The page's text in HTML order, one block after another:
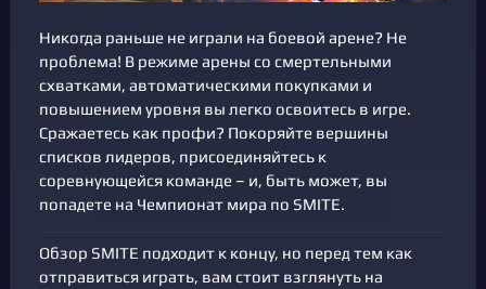
Никогда раньше не играли на боевой арене? Не
проблема! В режиме арены со смертельными
схватками, автоматическими покупками и
повышением уровня вы легко освоитесь в игре.
Сражаетесь как профи? Покоряйте вершины
списков лидеров, присоединяйтесь к
соревнующейся команде – и, быть может, вы
попадете на Чемпионат мира по SMITE.
Обзор SMITE подходит к концу, но перед тем как
отправиться играть, вам стоит взглянуть на